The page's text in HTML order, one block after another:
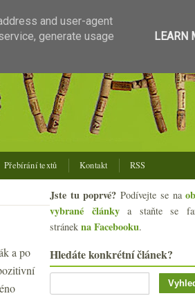
Přebírání textů Kontakt RSS
a po
Jste tu poprvé? Podívejte se na
vybrané článkya staňte se
stránek na Facebooku.
Hledáte konkrétní článek?
and user-agent
generate usage
LEARN